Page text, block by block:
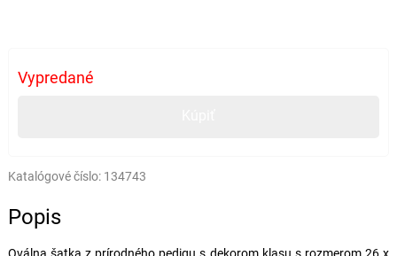
Vypredané
Katalógové číslo: 134743
Popis